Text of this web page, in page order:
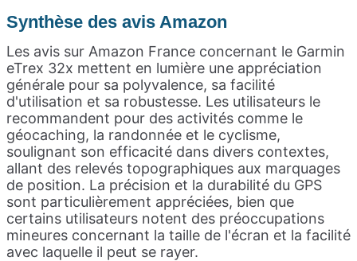
Synthèse des avis Amazon
Les avis sur Amazon France concernant le Garmin
eTrex 32x mettent en lumière une appréciation
générale pour sa polyvalence, sa facilité
d'utilisation et sa robustesse. Les utilisateurs le
recommandent pour des activités comme le
géocaching, la randonnée et le cyclisme,
soulignant son efficacité dans divers contextes,
allant des relevés topographiques aux marquages
de position. La précision et la durabilité du GPS
sont particulièrement appréciées, bien que
certains utilisateurs notent des préoccupations
mineures concernant la taille de l'écran et la facilité
avec laquelle il peut se rayer.